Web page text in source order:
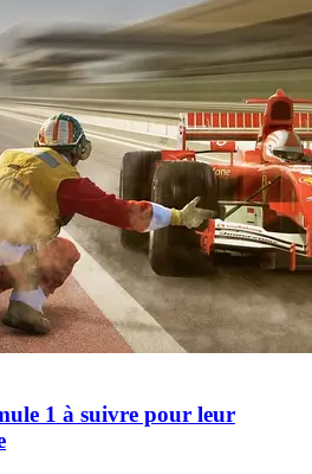
1 à suivre pour leur